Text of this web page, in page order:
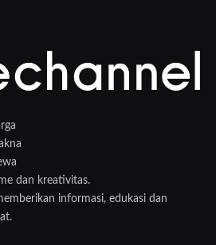
dan kreativitas.
informasi, edukasi dan